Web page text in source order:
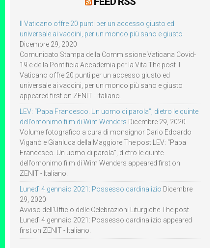
Il Vaticano offre 20 punti per un accesso giusto ed
universale ai vaccini, per un mondo più sano e giusto
Dicembre 29, 2020
Comunicato Stampa della Commissione Vaticana Covid-
19 e della Pontificia Accademia per la Vita The post Il
Vaticano offre 20 punti per un accesso giusto ed
universale ai vaccini, per un mondo più sano e giusto
appeared first on ZENIT - Italiano.
LEV: “Papa Francesco. Un uomo di parola”, dietro le quinte
dell’omonimo film di Wim Wenders Dicembre 29, 2020
Volume fotografico a cura di monsignor Dario Edoardo
Viganò e Gianluca della Maggiore The post LEV: “Papa
Francesco. Un uomo di parola”, dietro le quinte
dell’omonimo film di Wim Wenders appeared first on
ZENIT - Italiano.
Lunedì 4 gennaio 2021: Possesso cardinalizio Dicembre
29, 2020
Avviso dell’Ufficio delle Celebrazioni Liturgiche The post
Lunedì 4 gennaio 2021: Possesso cardinalizio appeared
first on ZENIT - Italiano.